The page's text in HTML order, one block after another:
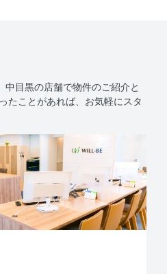
中目黒の店舗で物件のご紹介と
たことがあれば、お気軽にスタ